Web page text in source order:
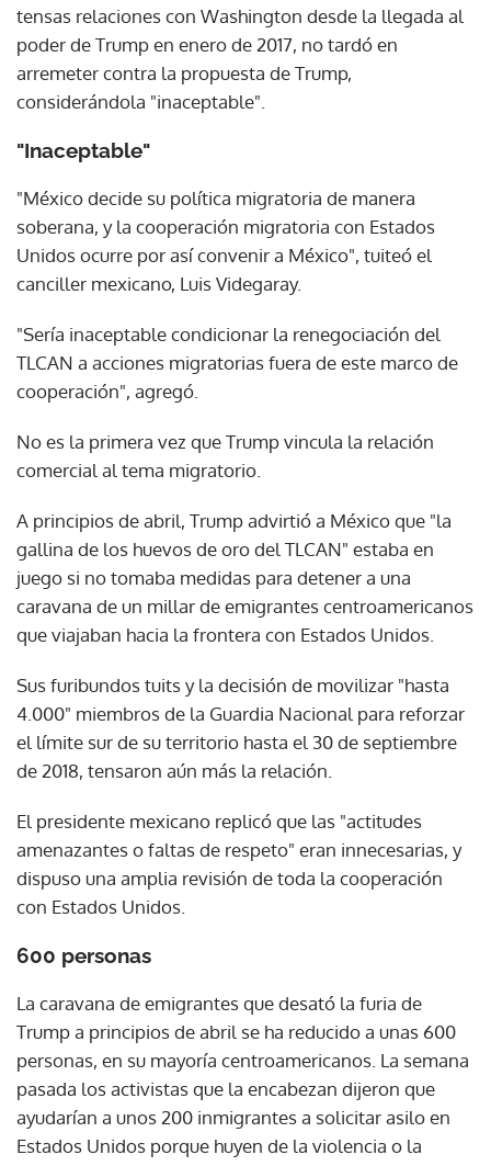
tensas relaciones con Washington desde la llegada al
poder de Trump en enero de 2017, no tardó en
arremeter contra la propuesta de Trump,
considerándola "inaceptable".
"Inaceptable"
"México decide su política migratoria de manera
soberana, y la cooperación migratoria con Estados
Unidos ocurre por así convenir a México", tuiteó el
canciller mexicano, Luis Videgaray.
"Sería inaceptable condicionar la renegociación del
TLCAN a acciones migratorias fuera de este marco de
cooperación", agregó.
No es la primera vez que Trump vincula la relación
comercial al tema migratorio.
A principios de abril, Trump advirtió a México que "la
gallina de los huevos de oro del TLCAN" estaba en
juego si no tomaba medidas para detener a una
caravana de un millar de emigrantes centroamericanos
que viajaban hacia la frontera con Estados Unidos.
Sus furibundos tuits y la decisión de movilizar "hasta
4.000" miembros de la Guardia Nacional para reforzar
el límite sur de su territorio hasta el 30 de septiembre
de 2018, tensaron aún más la relación.
El presidente mexicano replicó que las "actitudes
amenazantes o faltas de respeto" eran innecesarias, y
dispuso una amplia revisión de toda la cooperación
con Estados Unidos.
600 personas
La caravana de emigrantes que desató la furia de
Trump a principios de abril se ha reducido a unas 600
personas, en su mayoría centroamericanos. La semana
pasada los activistas que la encabezan dijeron que
ayudarían a unos 200 inmigrantes a solicitar asilo en
Estados Unidos porque huyen de la violencia o la